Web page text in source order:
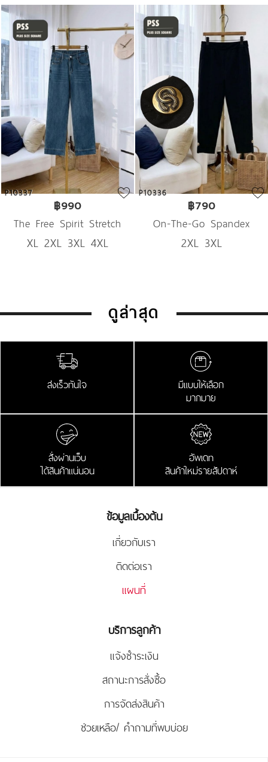
P10337
฿990
The Free Spirit Stretch
Denim
XL 2XL 3XL 4XL
P10336
฿790
On-The-Go Spandex
Trousers
2XL 3XL
ดูล่าสุด
ส่งเร็วทันใจ มีแบบให้เลือก
มากมาย
สั่งผ่านเว็บ
ได้สินค้าแน่นอน
อัพเดท
สินค้าใหม่รายสัปดาห์
ข้อมูลเบื้องต้น
เกี่ยวกับเรา
ติดต่อเรา
แผนที่
บริการลูกค้า
แจ้งชำระเงิน
สถานะการสั่งซื้อ
การจัดส่งสินค้า
ช่วยเหลือ/ คำถามที่พบบ่อย